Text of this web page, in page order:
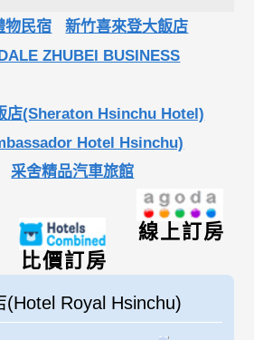
物民宿
新竹喜來登大飯店
ZHUBEI BUSINESS
店(Sheraton Hsinchu Hotel)
Hotel Hsinchu)
采舍精品汽車旅館
線上訂房
比價訂房
(Hotel Royal Hsinchu)